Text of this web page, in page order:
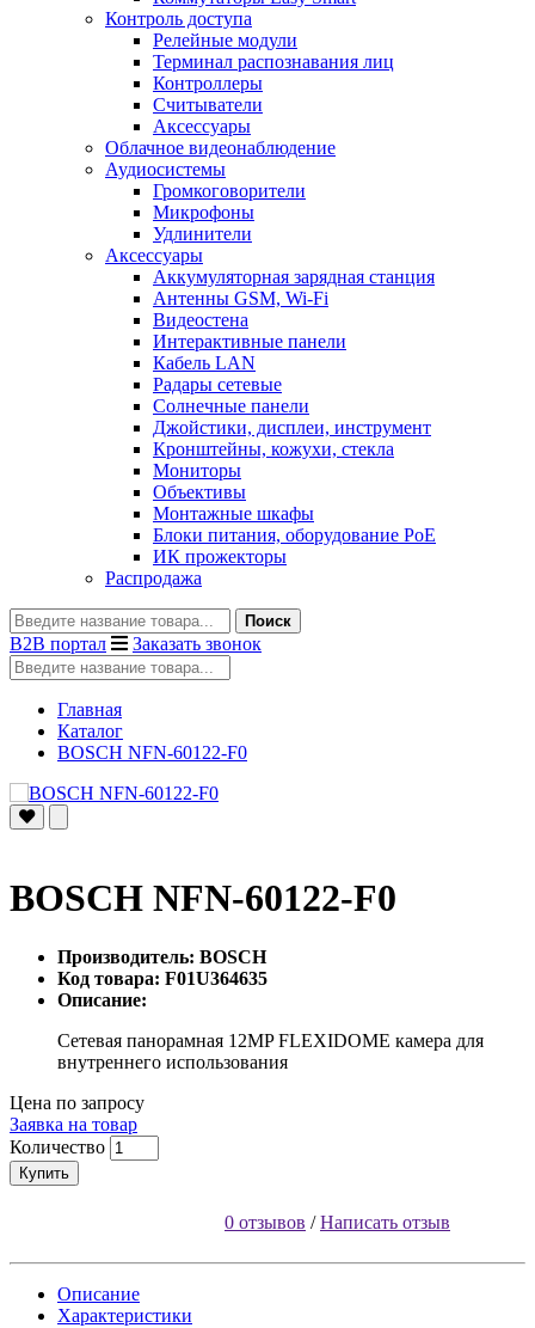
Контроль доступа
Релейные модули
Терминал распознавания лиц
Контроллеры
Считыватели
Аксессуары
Облачное видеонаблюдение
Аудиосистемы
Громкоговорители
Микрофоны
Удлинители
Аксессуары
Аккумуляторная зарядная станция
Антенны GSM, Wi-Fi
Видеостена
Интерактивные панели
Кабель LAN
Радары сетевые
Солнечные панели
Джойстики, дисплеи, инструмент
Кронштейны, кожухи, стекла
Мониторы
Объективы
Монтажные шкафы
Блоки питания, оборудование PoE
ИК прожекторы
Распродажа
Поиск
B2B портал Заказать звонок
Главная
Каталог
BOSCH NFN-60122-F0
BOSCH NFN-60122-F0
Производитель: BOSCH
Код товара: F01U364635
Описание:
Сетевая панорамная 12MP FLEXIDOME камера для
внутреннего использования
Цена по запросу
Заявка на товар
Количество
Купить
0 отзывов /Написать отзыв
Описание
Характеристики